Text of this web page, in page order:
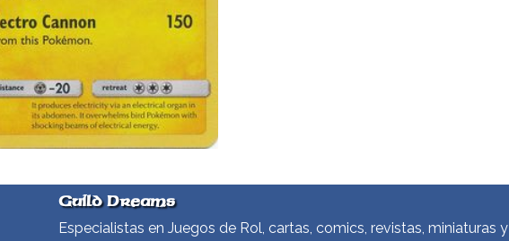
Guild Dreams
Especialistas en Juegos de Rol, cartas, comics, revistas, miniaturas y